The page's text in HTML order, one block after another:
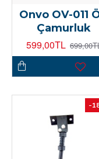
Onvo OV-011
Çamurluk
599,00TL
-